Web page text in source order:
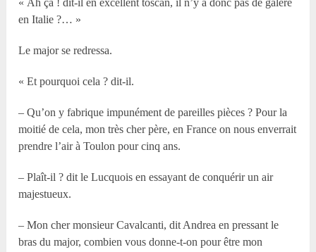
« Ah çà ! dit-il en excellent toscan, il n’y a donc pas de galère
en Italie ?… »
Le major se redressa.
« Et pourquoi cela ? dit-il.
– Qu’on y fabrique impunément de pareilles pièces ? Pour la
moitié de cela, mon très cher père, en France on nous enverrait
prendre l’air à Toulon pour cinq ans.
– Plaît-il ? dit le Lucquois en essayant de conquérir un air
majestueux.
– Mon cher monsieur Cavalcanti, dit Andrea en pressant le
bras du major, combien vous donne-t-on pour être mon